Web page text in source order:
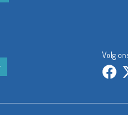
Volg